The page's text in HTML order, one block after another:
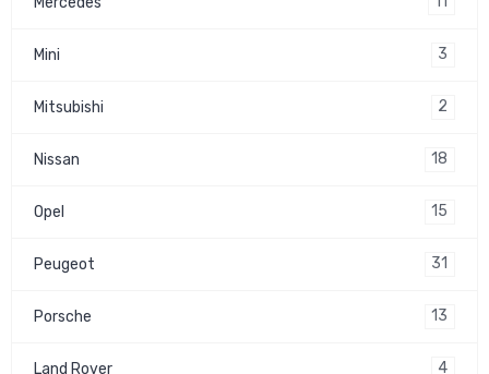
Mini 3
Mitsubishi 2
Nissan 18
Opel 15
Peugeot 31
Porsche 13
Land Rover 4